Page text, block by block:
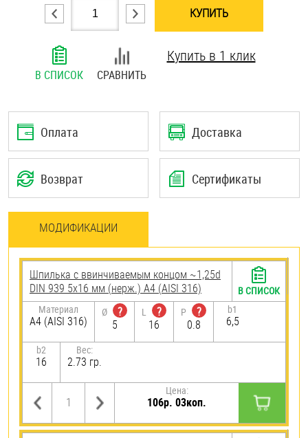
КУПИТЬ
В СПИСОК СРАВНИТЬ
Купить в 1 клик
Оплата Доставка
Возврат Сертификаты
МОДИФИКАЦИИ
Шпилька c ввинчиваемым концом ~1,25d
DIN 939 5х16 мм (нерж.) A4 (AISI 316)
Материал
A4 (AISI 316)
Ø
?
5
L
?
16
P
?
0.8
b1
6,5
b2
16
Вес:
2.73 гр.
Цена:
106р. 03коп.
В СПИСОК